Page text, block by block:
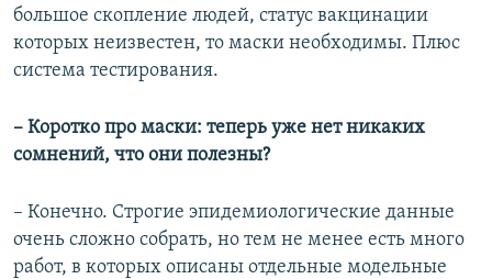
большое скопление людей, статус вакцинации
которых неизвестен, то маски необходимы. Плюс
система тестирования.
– Коротко про маски: теперь уже нет никаких
сомнений, что они полезны?
– Конечно. Строгие эпидемиологические данные
очень сложно собрать, но тем не менее есть много
работ, в которых описаны отдельные модельные